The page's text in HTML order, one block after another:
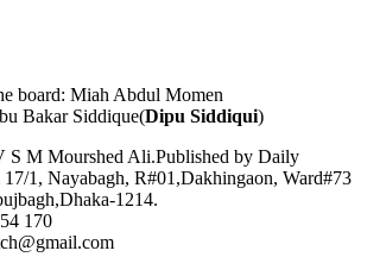
board: Miah Abdul Momen
Bakar Siddique(Dipu Siddiqui)
S M Mourshed Ali.Published by Daily
1, Nayabagh, R#01,Dakhingaon, Ward#73
1214.
170